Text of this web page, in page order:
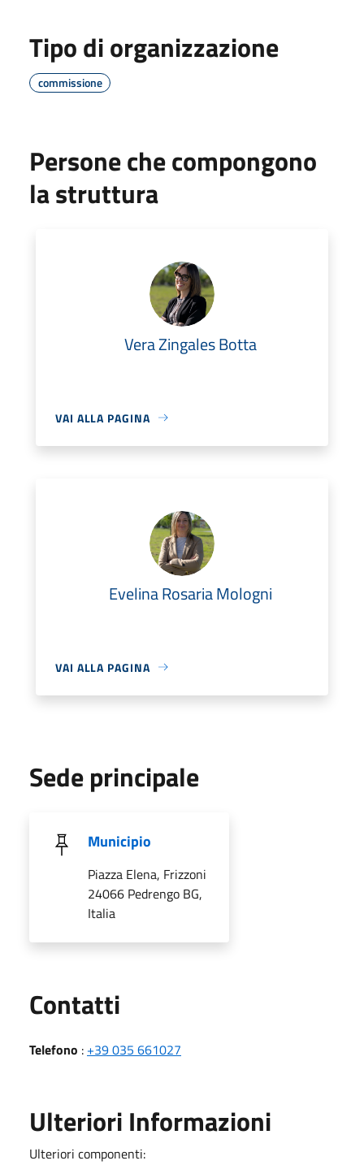
Tipo di organizzazione
commissione
Persone che compongono
la struttura
Vera Zingales Botta
VAI ALLA PAGINA
Evelina Rosaria Mologni
VAI ALLA PAGINA
Sede principale
Municipio
Piazza Elena, Frizzoni
24066 Pedrengo BG,
Italia
Contatti
Telefono : +39 035 661027
Ulteriori Informazioni
Ulteriori componenti: